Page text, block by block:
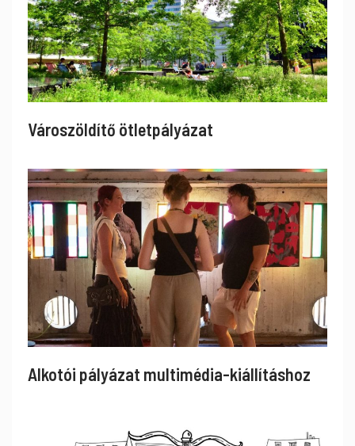
Városzöldítő ötletpályázat
Alkotói pályázat multimédia-kiállításhoz